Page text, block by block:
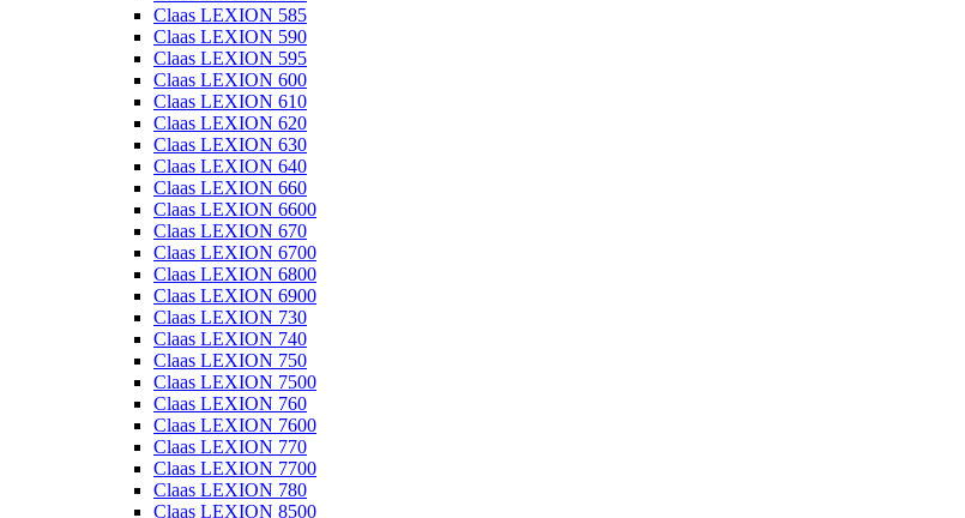
Claas LEXION 585
Claas LEXION 590
Claas LEXION 595
Claas LEXION 600
Claas LEXION 610
Claas LEXION 620
Claas LEXION 630
Claas LEXION 640
Claas LEXION 660
Claas LEXION 6600
Claas LEXION 670
Claas LEXION 6700
Claas LEXION 6800
Claas LEXION 6900
Claas LEXION 730
Claas LEXION 740
Claas LEXION 750
Claas LEXION 7500
Claas LEXION 760
Claas LEXION 7600
Claas LEXION 770
Claas LEXION 7700
Claas LEXION 780
Claas LEXION 8500